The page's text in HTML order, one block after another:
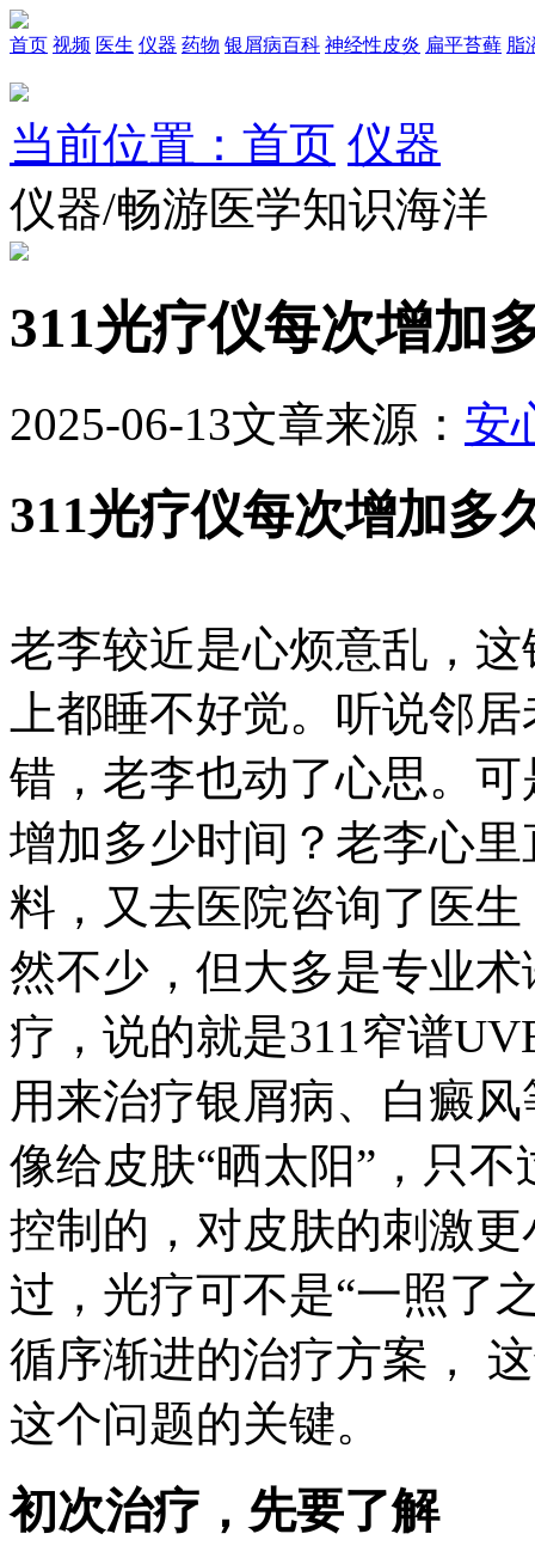
首页 视频 医生 仪器 药物 银屑病百科 神经性皮炎 扁平苔藓 脂
当前位置：首页 仪器
仪器/畅游医学知识海洋
311光疗仪每次增加
2025-06-13文章来源： 安
311光疗仪每次增加多
老李较近是心烦意乱，
上都睡不好觉。听说邻
错，老李也动了心思。
增加多少时间？老李心
料，又去医院咨询了医
然不少，但大多是专业
疗，说的就是311窄谱
用来治疗银屑病、白癜
像给皮肤“晒太阳”，只
控制的，对皮肤的刺激
过，光疗可不是“一照了
循序渐进的治疗方案，
这个问题的关键。
初次治疗，先要了解